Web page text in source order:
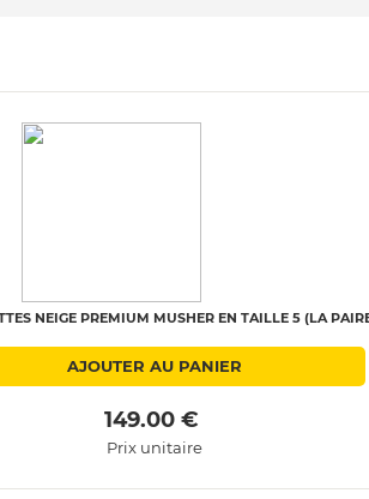
NEIGE PREMIUM MUSHER EN TAILLE 5 (LA
AJOUTER AU PANIER
149.00 €
Prix unitaire